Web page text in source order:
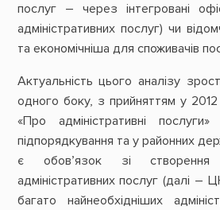
послуг – через інтегровані
адміністративних послуг) чи
та економічніша для споживачів
Актуальність цього аналізу
одного боку, з прийняттям у 2012
«Про адміністративні
підпорядкування та у районних
є обов’язок зі створення
адміністративних послуг (далі –
багато найнеобхідніших